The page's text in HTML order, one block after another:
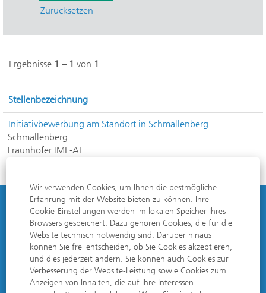
Wir verwenden Cookies, um Ihnen die bestmögliche
Erfahrung mit der Website bieten zu können. Ihre
Cookie-Einstellungen werden im lokalen Speicher Ihres
Browsers gespeichert. Dazu gehören Cookies, die für die
Website technisch notwendig sind. Darüber hinaus
können Sie frei entscheiden, ob Sie Cookies akzeptieren,
und dies jederzeit ändern. Sie können auch Cookies zur
Verbesserung der Website-Leistung sowie Cookies zum
Anzeigen von Inhalten, die auf Ihre Interessen
Zurücksetzen
Ergebnisse 1 – 1 von 1
Stellenbezeichnung
Initiativbewerbung am Standort in Schmallenberg
Schmallenberg
Fraunhofer IME-AE
DATENSCHUTZERKLÄRUNG
IMPRESSUM
MANAGER FÜR COOKIE-EINSTELLUNGEN